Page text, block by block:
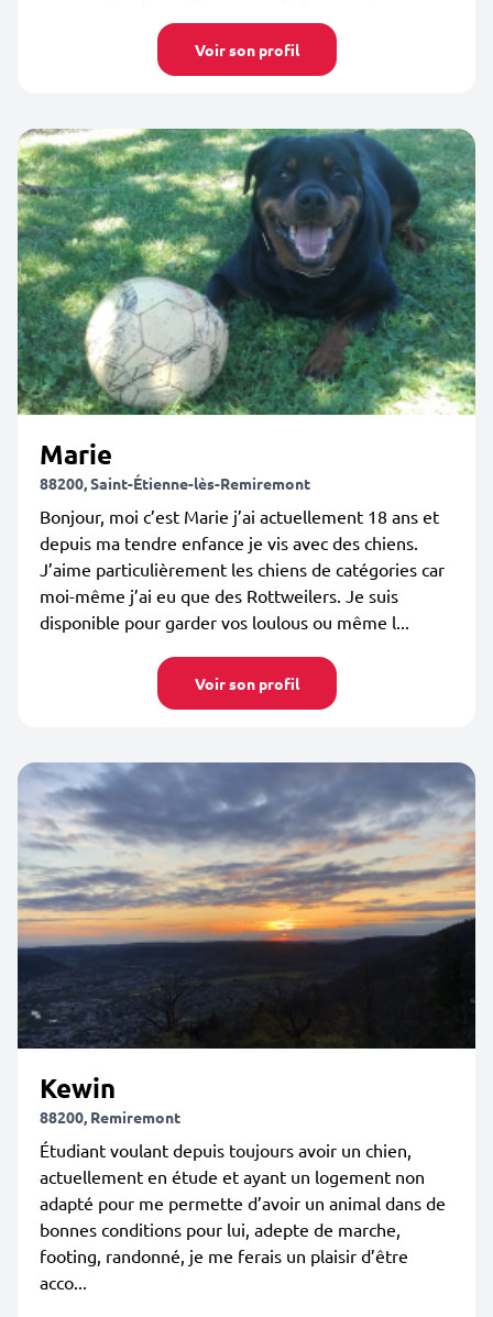
Voir son profil
Marie
88200, Saint-Étienne-lès-Remiremont
Bonjour, moi c’est Marie j’ai actuellement 18 ans et
depuis ma tendre enfance je vis avec des chiens.
J’aime particulièrement les chiens de catégories car
moi-même j’ai eu que des Rottweilers. Je suis
disponible pour garder vos loulous ou même l...
Voir son profil
Kewin
88200, Remiremont
Étudiant voulant depuis toujours avoir un chien,
actuellement en étude et ayant un logement non
adapté pour me permette d’avoir un animal dans de
bonnes conditions pour lui, adepte de marche,
footing, randonné, je me ferais un plaisir d’être
acco...